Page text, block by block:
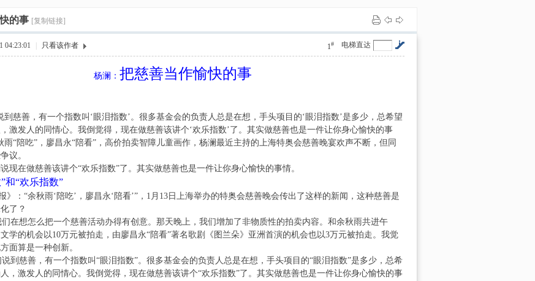
索
› 的事 [复制链接]
电梯直达
1#
04:23:01 只看该作者
杨澜： 把慈善当作愉快的事
善，有一个指数叫‘眼泪指数’。很多基金会的负责人总是在想，手头项目的‘眼泪指数’是多少，总希望
激发人的同情心。我倒觉得，现在做慈善该讲个‘欢乐指数’了。其实做慈善也是一件让你身心愉快的事
陪吃”，廖昌永“陪看”，高价拍卖智障儿童画作，杨澜最近主持的上海特奥会慈善晚宴欢声不断，但同
议。
在做慈善该讲个“欢乐指数”了。其实做慈善也是一件让你身心愉快的事情。
和“欢乐指数”
“余秋雨‘陪吃’，廖昌永‘陪看’”，1月13日上海举办的特奥会慈善晚会传出了这样的新闻，这种慈善是
了？
怎么把一个慈善活动办得有创意。那天晚上，我们增加了非物质性的拍卖内容。和余秋雨共进午
学的机会以10万元被拍走，由廖昌永“陪看”著名歌剧《图兰朵》亚洲首演的机会也以3万元被拍走。我觉
面算是一种创新。
善，有一个指数叫“眼泪指数”。很多基金会的负责人总是在想，手头项目的“眼泪指数”是多少，总希
，激发人的同情心。我倒觉得，现在做慈善该讲个“欢乐指数”了。其实做慈善也是一件让你身心愉快的事